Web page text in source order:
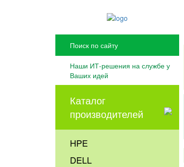
Наши ИТ-решения на службе у
Ваших идей
Каталог
производителей
HPE
DELL